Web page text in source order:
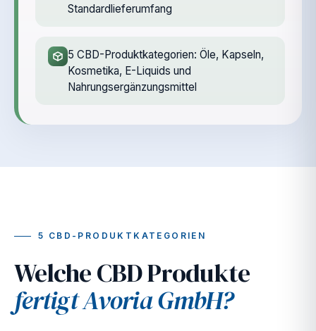
Standardlieferumfang
5 CBD-Produktkategorien: Öle, Kapseln,
Kosmetika, E-Liquids und
Nahrungsergänzungsmittel
5 CBD-PRODUKTKATEGORIEN
Welche CBD Produkte
fertigt Avoria GmbH?